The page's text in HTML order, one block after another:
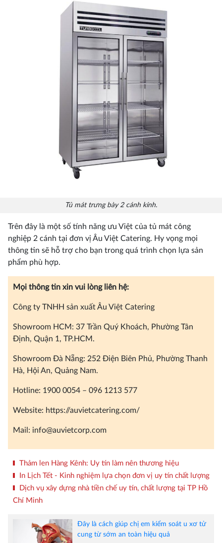
Tủ mát trưng bày 2 cánh kính.
Trên đây là một số tính năng ưu Việt của tủ mát công
nghiệp 2 cánh tại đơn vị Âu Việt Catering. Hy vọng mọi
thông tin sẽ hỗ trợ cho bạn trong quá trình chọn lựa sản
phẩm phù hợp.
Mọi thông tin xin vui lòng liên hệ:
Công ty TNHH sản xuất Âu Việt Catering
Showroom HCM: 37 Trần Quý Khoách, Phường Tân
Định, Quận 1, TP.HCM.
Showroom Đà Nẵng: 252 Điện Biên Phủ, Phường Thanh
Hà, Hội An, Quảng Nam.
Hotline: 1900 0054 – 096 1213 577
Website: https://auvietcatering.com/
Mail: info@auvietcorp.com
Thảm len Hàng Kênh: Uy tín làm nên thương hiệu
In Lịch Tết - Kinh nghiệm lựa chọn đơn vị uy tín chất lượng
Dịch vụ xây dựng nhà tiền chế uy tín, chất lượng tại TP Hồ
Chí Minh
Đây là cách giúp chị em kiểm soát u xơ tử
cung từ sớm an toàn hiệu quả